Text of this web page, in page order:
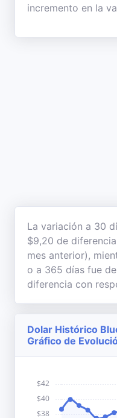
incremento en la
La variación a 30
$9,20 de
mes anterior),
o a 365 días fue
diferencia con
Dolar Histórico
Gráfico de